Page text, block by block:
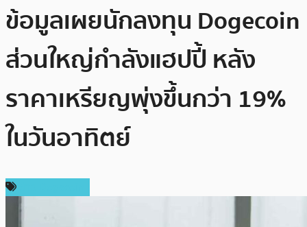
ข้อมูลเผยนักลงทุน Dogecoin
ส่วนใหญ่กำลังแฮปปี้ หลัง
ราคาเหรียญพุ่งขึ้นกว่า 19%
ในวันอาทิตย์